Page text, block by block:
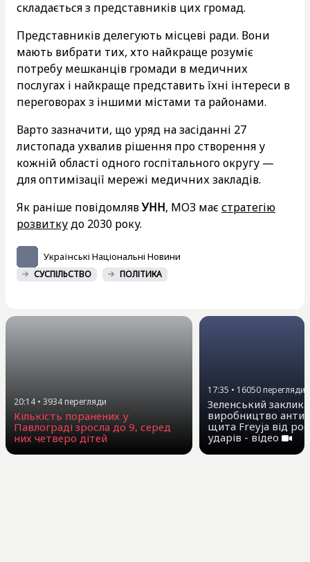
складається з представників цих громад.
Представників делегують місцеві ради. Вони
мають вибрати тих, хто найкраще розуміє
потребу мешканців громади в медичних
послугах і найкраще представить їхні інтереси в
переговорах з іншими містами та районами.
Варто зазначити, що уряд на засіданні 27
листопада ухвалив рішення про створення у
кожній області одного госпітального округу —
для оптимізації мережі медичних закладів.
Як раніше повідомлявУНН, МОЗ маєстратегію
розвиткудо 2030 року.
Українські Національні Новини
СУСПІЛЬСТВО ПОЛІТИКА
20:14 • 3934 перегляди
Кількість поранених у
Павлограді зросла до 9, серед
них четверо дітей
17:35 • 16050перегляди
Зеленський
виробництво
щита Freyja від
ударів - відео